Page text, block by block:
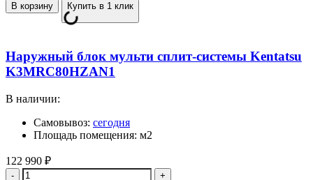
В корзину Купить в 1 клик
Наружный блок мульти сплит-системы Kentatsu
K3MRC80HZAN1
В наличии:
Самовывоз: сегодня
Площадь помещения: м2
122 990 ₽
Количество